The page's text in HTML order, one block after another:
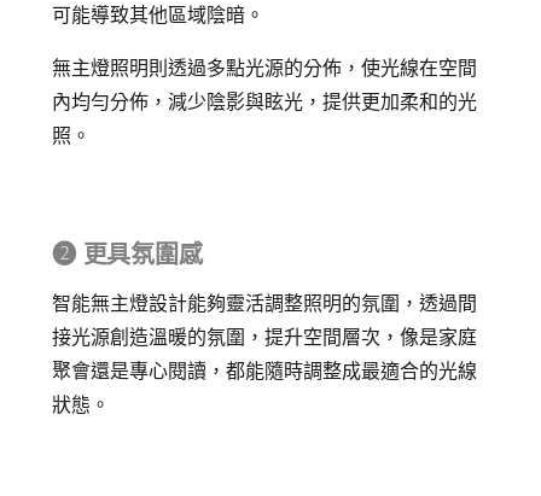
可能導致其他區域陰暗。
無主燈照明則透過多點光源的分佈，使光線在空間
內均勻分佈，減少陰影與眩光，提供更加柔和的光
照。
➋ 更具氛圍感
智能無主燈設計能夠靈活調整照明的氛圍， 透過間
接光源創造溫暖的氛圍，提升空間層次，像是家庭
聚會還是專心閱讀，都能隨時調整成最適合的光線
狀態。